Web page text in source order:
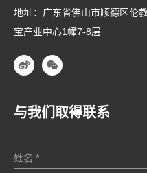
地址：广东省佛山市顺德区伦
宝产业中心1幢7-8层
与我们取得联系